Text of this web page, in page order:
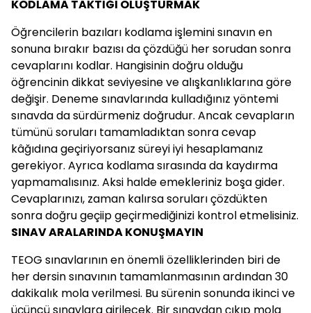
KODLAMA TAKTİĞİ OLUŞTURMAK
Öğrencilerin bazıları kodlama işlemini sınavın en
sonuna bırakır bazısı da çözdüğü her sorudan sonra
cevaplarını kodlar. Hangisinin doğru olduğu
öğrencinin dikkat seviyesine ve alışkanlıklarına göre
değişir. Deneme sınavlarında kulladığınız yöntemi
sınavda da sürdürmeniz doğrudur. Ancak cevapların
tümünü soruları tamamladıktan sonra cevap
kâğıdına geçiriyorsanız süreyi iyi hesaplamanız
gerekiyor. Ayrıca kodlama sırasında da kaydırma
yapmamalısınız. Aksi halde emekleriniz boşa gider.
Cevaplarınızı, zaman kalırsa soruları çözdükten
sonra doğru geçiip geçirmediğinizi kontrol etmelisiniz.
SINAV ARALARINDA KONUŞMAYIN
TEOG sınavlarının en önemli özelliklerinden biri de
her dersin sınavının tamamlanmasının ardından 30
dakikalık mola verilmesi. Bu sürenin sonunda ikinci ve